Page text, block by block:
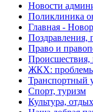
Новости
Поликлиника
Главная -
Поздравления,
Право и
Происшествия,
ЖКХ:
Транспортный
Спорт, туризм
Культура,